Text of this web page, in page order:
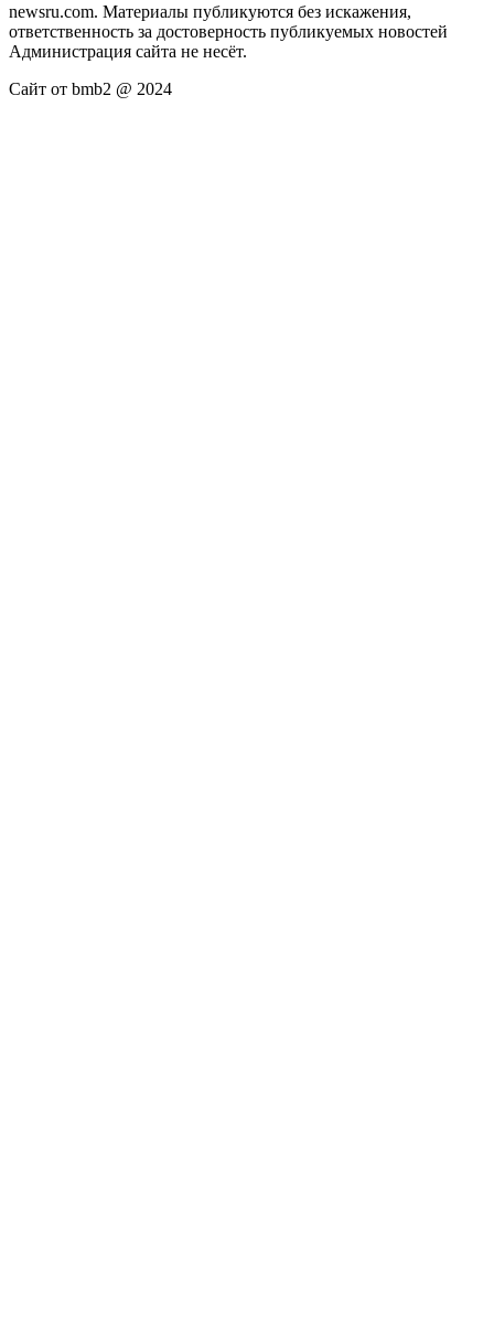
newsru.com. Материалы публикуются без искажения,
ответственность за достоверность публикуемых новостей
Администрация сайта не несёт.
Сайт от bmb2 @ 2024